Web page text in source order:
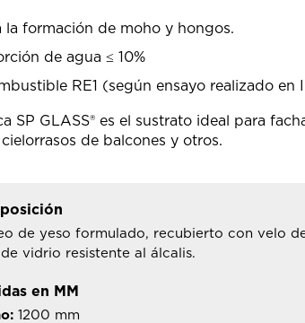
la formación de moho y hongos.
de agua ≤ 10%
RE1 (según ensayo realizado en
SP GLASS® es el sustrato ideal para
cielorrasos de balcones y otros.
de yeso formulado, recubierto con velo
vidrio resistente al álcalis.
en MM
1200 mm